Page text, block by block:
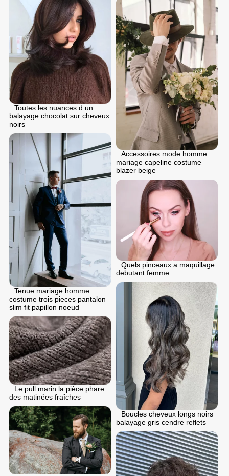
Toutes les nuances d un
balayage chocolat sur cheveux
noirs
Accessoires mode homme
mariage capeline costume
blazer beige
Tenue mariage homme
costume trois pieces pantalon
slim fit papillon noeud
Quels pinceaux a maquillage
debutant femme
Boucles cheveux longs noirs
balayage gris cendre reflets
Le pull marin la pièce phare
des matinées fraîches